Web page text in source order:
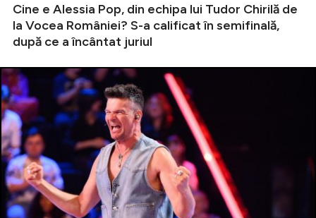
Cine e Alessia Pop, din echipa lui Tudor Chirilă de
la Vocea României? S-a calificat în semifinală,
după ce a încântat juriul